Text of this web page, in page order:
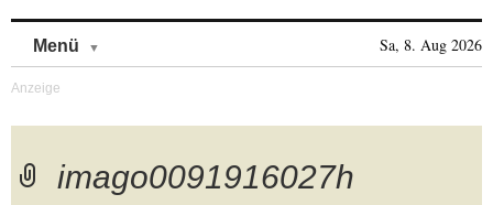
Menü Sa, 8. Aug 2026
imago0091916027h